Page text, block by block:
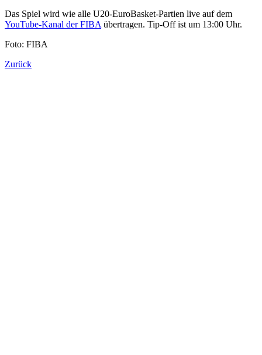
Das Spiel wird wie alle U20-EuroBasket-Partien live auf dem
YouTube-Kanal der FIBA übertragen. Tip-Off ist um 13:00 Uhr.
Foto: FIBA
Zurück